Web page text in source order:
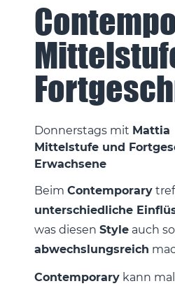
Donnerstag
Mattia
Mittelstufe und
Erwachsene
BeimContemporary
unterschiedliche
was diesenStyle auch
abwechslungsreich
Contemporary kann mal